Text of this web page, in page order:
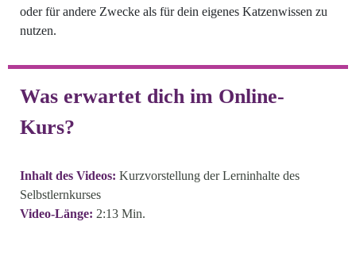
oder für andere Zwecke als für dein eigenes Katzenwissen zu
nutzen.
Was erwartet dich im Online-
Kurs?
Inhalt des Videos: Kurzvorstellung der Lerninhalte des
Selbstlernkurses
Video-Länge: 2:13 Min.